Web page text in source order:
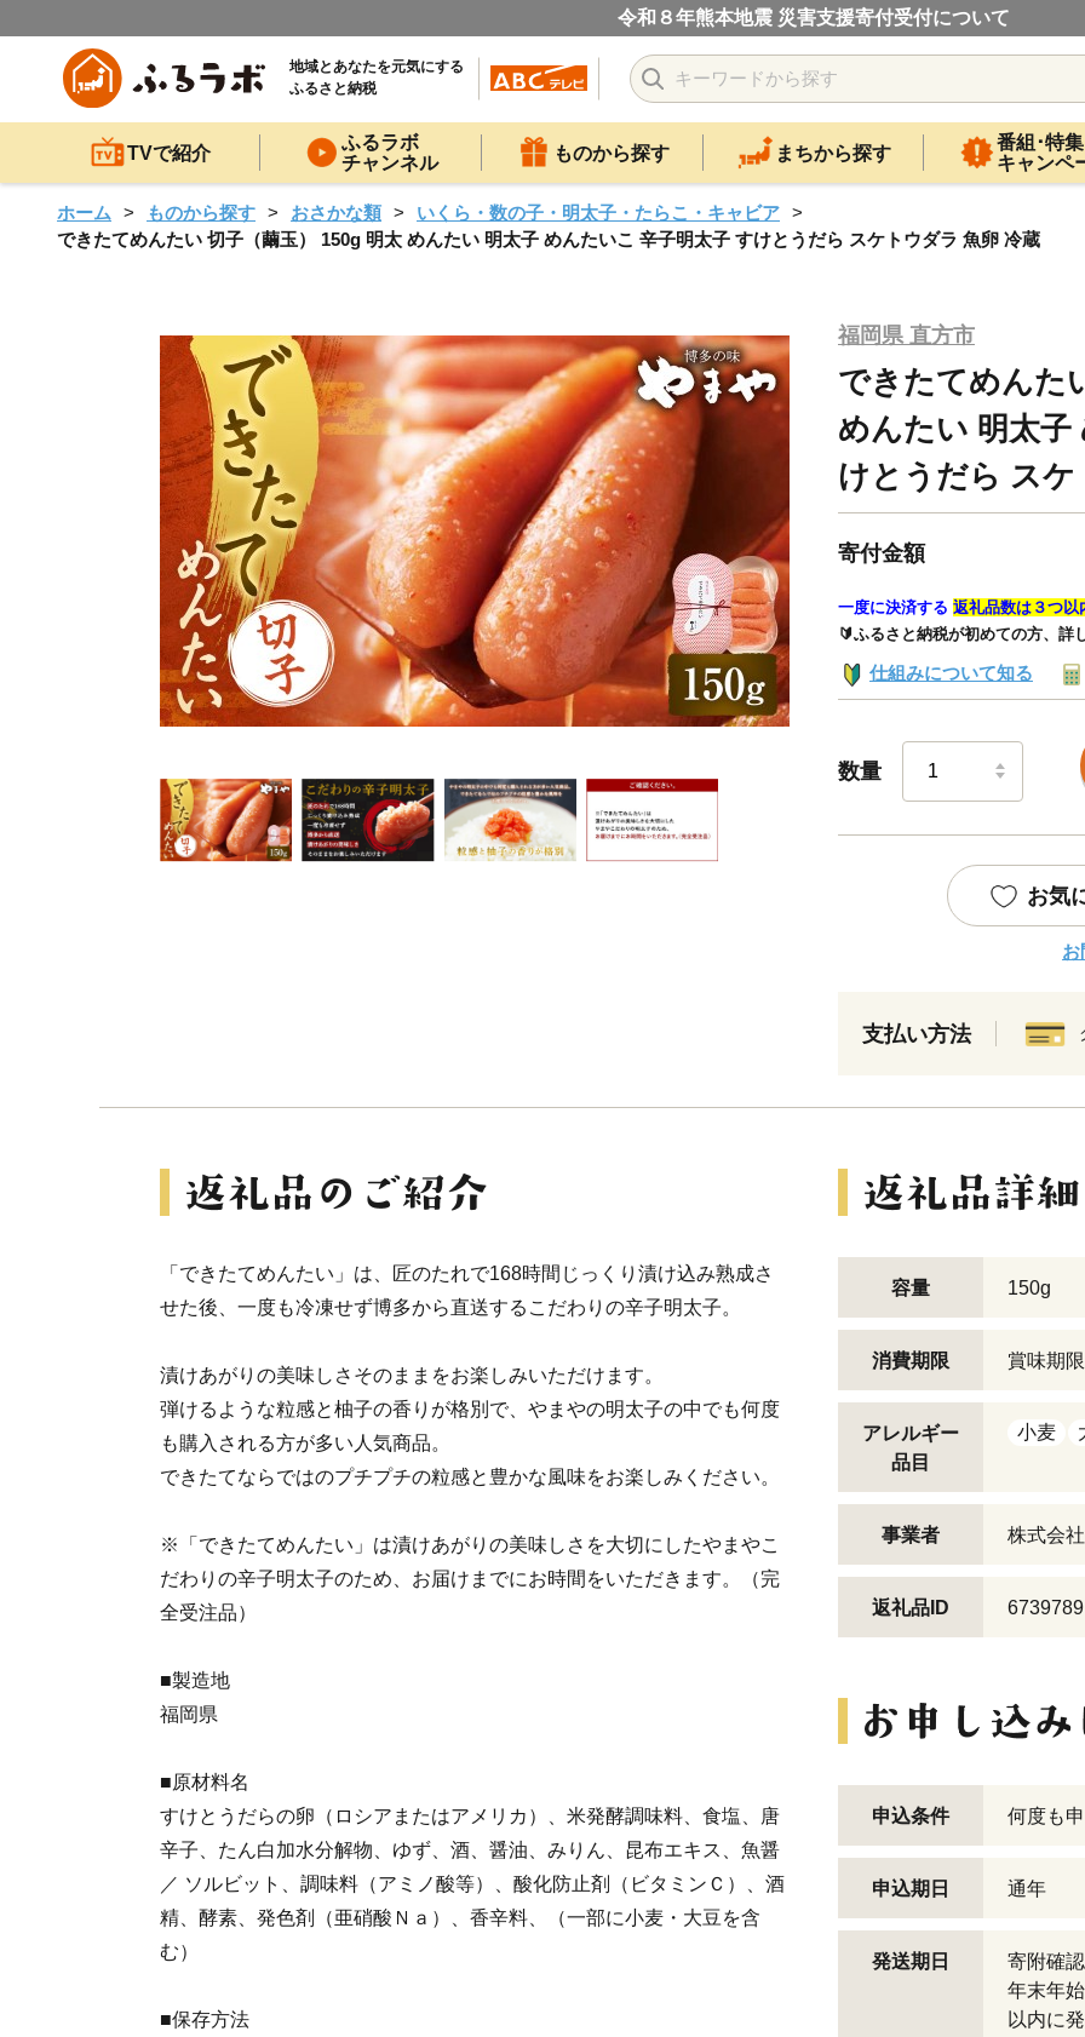
令和８年熊本地震 災害支援寄付受付について
地域とあなたを元気にする
ふるさと納税
TVで紹介
ふるラボ
チャンネル
ものから探す まちから探す
番組･特集
キャンペ
ホーム ものから探す おさかな類
いくら・数の子・明太子・たらこ・キャビア
できたてめんたい 切子（繭玉） 150g 明太 めんたい 明太子 めんたいこ 辛子明太子 すけとうだら スケトウダラ 魚卵 冷蔵
福岡県 直方市
できたてめんた
めんたい 明太子
けとうだら ス
寄付金額
一度に決済する 返礼品数は３つ以
🔰ふるさと納税が初めての方、詳
仕組みについて知る
数量
お気
お
支払い方法
「できたてめんたい」は、匠のたれで168時間じっくり漬け込み熟成さ
せた後、一度も冷凍せず博多から直送するこだわりの辛子明太子。
漬けあがりの美味しさそのままをお楽しみいただけます。
弾けるような粒感と柚子の香りが格別で、やまやの明太子の中でも何度
も購入される方が多い人気商品。
できたてならではのプチプチの粒感と豊かな風味をお楽しみください。
※「できたてめんたい」は漬けあがりの美味しさを大切にしたやまやこ
だわりの辛子明太子のため、お届けまでにお時間をいただきます。（完
全受注品）
■製造地
福岡県
■原材料名
すけとうだらの卵（ロシアまたはアメリカ）、米発酵調味料、食塩、唐
辛子、たん白加水分解物、ゆず、酒、醤油、みりん、昆布エキス、魚醤
／ ソルビット、調味料（アミノ酸等）、酸化防止剤（ビタミンＣ）、酒
精、酵素、発色剤（亜硝酸Ｎａ）、香辛料、（一部に小麦・大豆を含
む）
■保存方法
容量 150g
消費期限 賞味期
アレルギー
品目
小麦
事業者 株式会
返礼品ID 6739789
申込条件 何度も
申込期日 通年
発送期日
寄附確
年末年
以内に